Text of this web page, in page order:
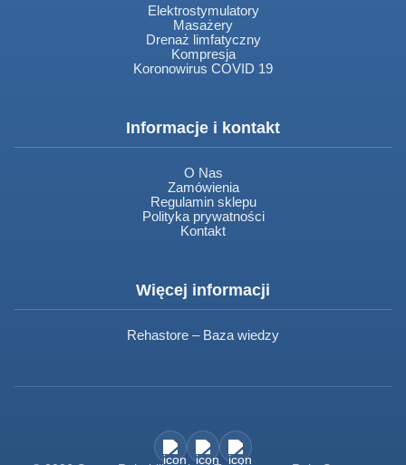
Elektrostymulatory
Masażery
Drenaż limfatyczny
Kompresja
Koronowirus COVID 19
Informacje i kontakt
O Nas
Zamówienia
Regulamin sklepu
Polityka prywatności
Kontakt
Więcej informacji
Rehastore – Baza wiedzy